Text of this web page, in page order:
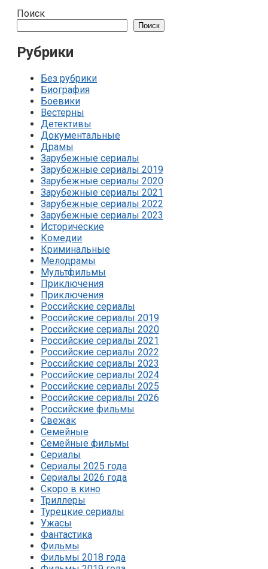
Поиск
Поиск
Рубрики
Без рубрики
Биография
Боевики
Вестерны
Детективы
Документальные
Драмы
Зарубежные сериалы
Зарубежные сериалы 2019
Зарубежные сериалы 2020
Зарубежные сериалы 2021
Зарубежные сериалы 2022
Зарубежные сериалы 2023
Исторические
Комедии
Криминальные
Мелодрамы
Мультфильмы
Приключения
Приключения
Российские сериалы
Российские сериалы 2019
Российские сериалы 2020
Российские сериалы 2021
Российские сериалы 2022
Российские сериалы 2023
Российские сериалы 2024
Российские сериалы 2025
Российские сериалы 2026
Российские фильмы
Свежак
Семейные
Семейные фильмы
Сериалы
Сериалы 2025 года
Сериалы 2026 года
Скоро в кино
Триллеры
Турецкие сериалы
Ужасы
Фантастика
Фильмы
Фильмы 2018 года